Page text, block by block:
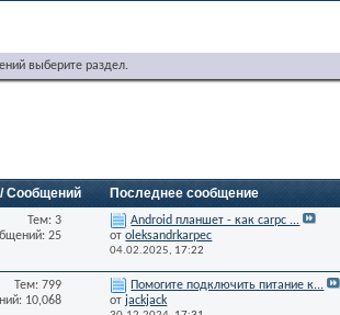
выберите раздел.
Сообщений Последнее сообщение
Тем: 3
25
Android планшет - как carpc ...
отoleksandrkarpec
04.02.2025, 17:22
Тем: 799
10,068
Помогите подключить питание к...
от jackjack